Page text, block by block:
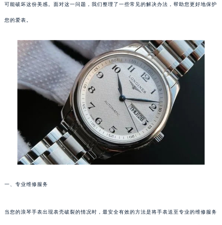
可能破坏这份美感。面对这一问题，我们整理了一些常见的解决办法，帮助您更好地保护
您的爱表。
一、专业维修服务
当您的浪琴手表出现表壳破裂的情况时，最安全有效的方法是将手表送至专业的维修服务